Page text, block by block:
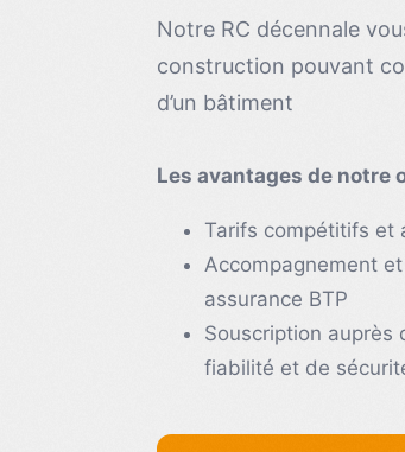
Notre RC décennale
construction pouvant
d’un bâtiment
Les avantages de notre
Tarifs compétitifs et
Accompagnement
assurance BTP
Souscription auprès
fiabilité et de